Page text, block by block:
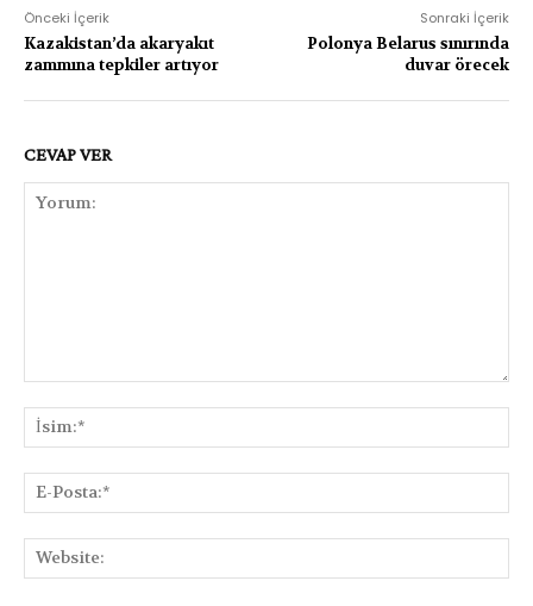
Önceki İçerik
Kazakistan’da akaryakıt
zammına tepkiler artıyor
Sonraki İçerik
Polonya Belarus sınırında
duvar örecek
CEVAP VER